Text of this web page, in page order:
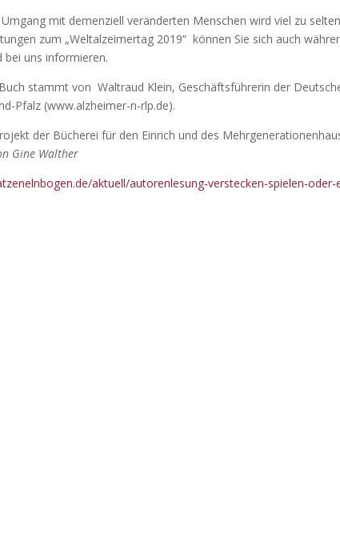
mit demenziell veränderten Menschen wird viel zu
zum „Weltalzeimertag 2019“ können Sie sich auch
bei uns informieren.
stammt von Waltraud Klein, Geschäftsführerin der
Pfalz (www.alzheimer-n-rlp.de).
der Bücherei für den Einrich und des
Gine Walther
aktuell/autorenlesung-verstecken-spielen-